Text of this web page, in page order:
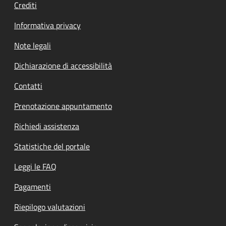
Crediti
Informativa privacy
Note legali
Dichiarazione di accessibilità
Contatti
Prenotazione appuntamento
Richiedi assistenza
Statistiche del portale
Leggi le FAQ
Pagamenti
Riepilogo valutazioni